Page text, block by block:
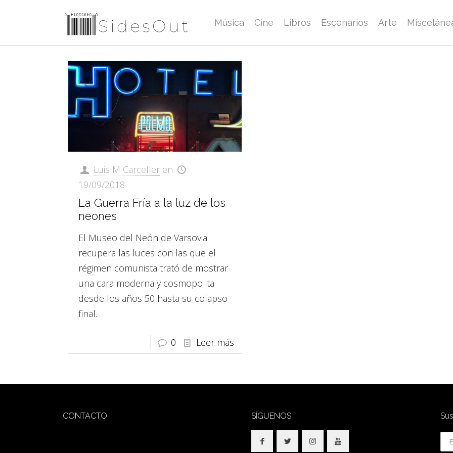
Música Cine Libros Escenarios Arte
Luis M Carceller en
19/09/2018
La Guerra Fría a la luz de los
neones
El Museo del Neón de Varsovia
recupera las luces con las que el
régimen comunista trató de mostrar
una cara moderna y cosmopolita
desde los años 50 hasta su colapso
final.
0 Leer más
CONTACTO SÍGUENOS